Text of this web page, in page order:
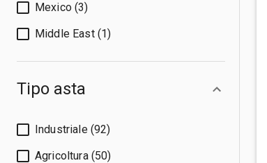
Mexico (3)
Middle East (1)
Tipo asta
Industriale (92)
Agricoltura (50)